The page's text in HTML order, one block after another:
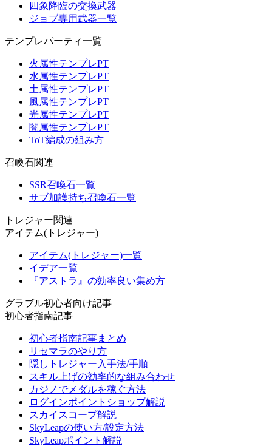
四象降臨の交換武器
ジョブ専用武器一覧
テンプレパーティ一覧
火属性テンプレPT
水属性テンプレPT
土属性テンプレPT
風属性テンプレPT
光属性テンプレPT
闇属性テンプレPT
ToT編成の組み方
召喚石関連
SSR召喚石一覧
サブ加護持ち召喚石一覧
トレジャー関連
アイテム(トレジャー)
アイテム(トレジャー)一覧
イデア一覧
『アストラ』の効率良い集め方
グラブル初心者向け記事
初心者指南記事
初心者指南記事まとめ
リセマラのやり方
隠しトレジャー入手法/手順
スキル上げの効率的な組み合わせ
カジノでメダルを稼ぐ方法
ログインポイントショップ解説
スカイスコープ解説
SkyLeapの使い方/設定方法
SkyLeapポイント解説